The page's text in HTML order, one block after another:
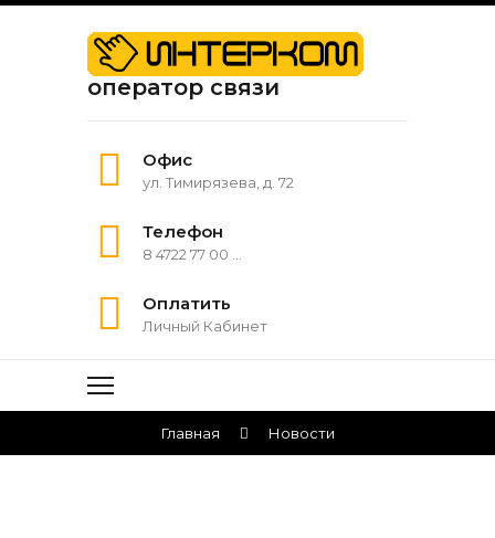
оператор связи
Офис
ул. Тимирязева, д. 72
Телефон
8 4722 77 00 ...
Оплатить
Личный Кабинет
Главная Новости